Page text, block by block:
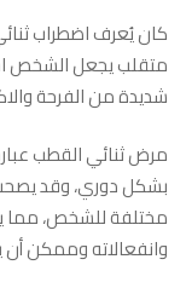
كان يُعرف اضطراب
متقلب يجعل الشخص
شديدة من الفرحة
مرض ثنائي القطب
بشكل دوري، وقد
مختلفة للشخص، مما
وانفعالاته وممكن